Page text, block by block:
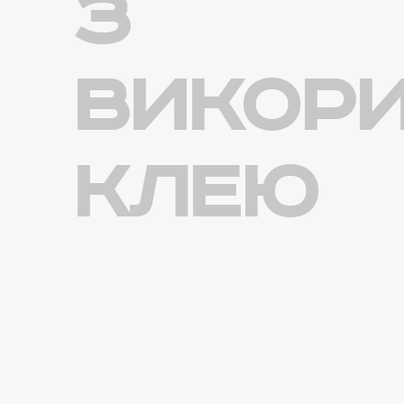
з
клею